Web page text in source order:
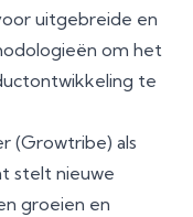
uitgebreide en
om het
te
(Growtribe) als
stelt nieuwe
groeien en